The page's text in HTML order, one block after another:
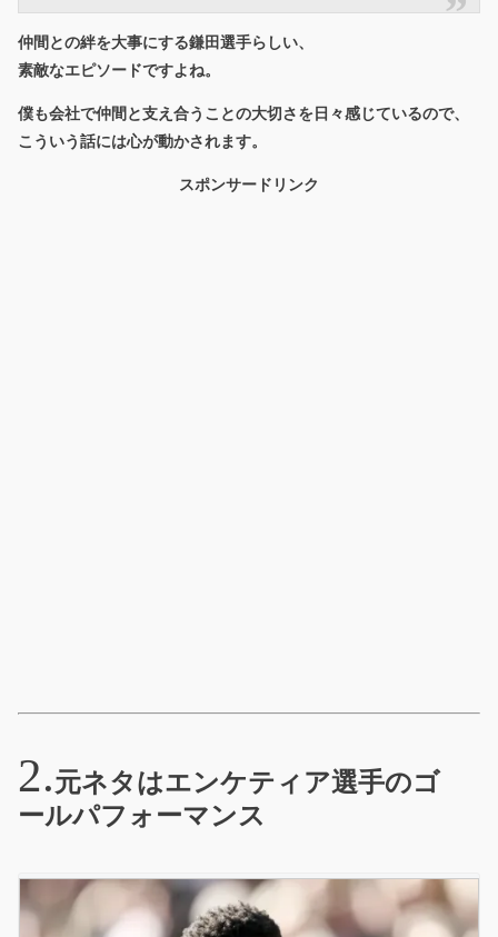
仲間との絆を大事にする鎌田選手らしい、
素敵なエピソードですよね。
僕も会社で仲間と支え合うことの大切さを日々感じているので、
こういう話には心が動かされます。
スポンサードリンク
元ネタはエンケティア選手のゴ
ールパフォーマンス